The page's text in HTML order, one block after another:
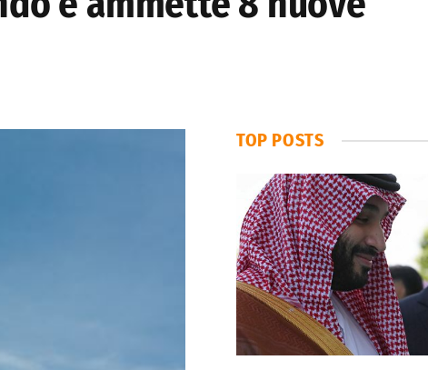
TOP POSTS